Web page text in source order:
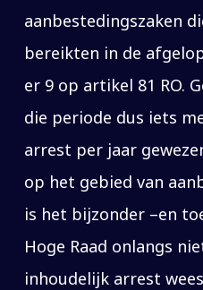
aanbestedingszaken
bereikten in de
er 9 op artikel 81 RO.
die periode dus iets
arrest per jaar
op het gebied van
is het bijzonder –en
Hoge Raad onlangs
inhoudelijk arrest